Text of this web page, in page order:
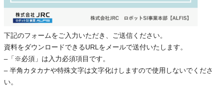
下記のフォームをご入力いただき、ご送信ください。
資料をダウンロードできるURLをメールで送付いたします。
–「※必須」は入力必須項目です。
– 半角カタカナや特殊文字は文字化けしますので使用しないでくださ
い。